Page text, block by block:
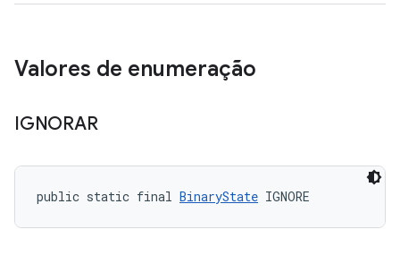
Valores de enumeração
IGNORAR
public static final BinaryState IGNORE